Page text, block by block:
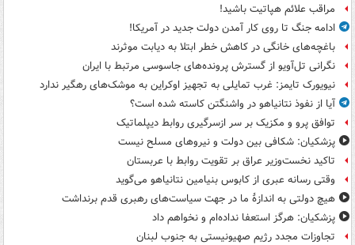
مراقب علائم هپاتیت باشید!
ادامه جنگ تا روی کار آمدن دولت جدید در آمریکا!
باغچه‌های خانگی در کاهش خطر ابتلا به دیابت موثرند
نگرانی تل‌آویو از گسترش پرونده‌های جاسوسی مرتبط با ایران
نیویورک تایمز: غرب تمایلی به تجهیز اوکراین به موشک‌های رهگیر ندارد
آیا از نفوذ نتانیاهو در واشنگتن کاسته شده است؟
توافق پرو و مکزیک بر سر ازسرگیری روابط دیپلماتیک
پزشکیان: شکافی بین دولت و نیروهای مسلح نیست
تاکید نخست‌وزیر عراق بر تقویت روابط با عربستان
وقتی رسانه عبری از کابوس بنیامین نتانیاهو می‌گوید
هیچ دولتی به اندازۀ ما در جهت سیاست‌های رهبری قدم برنداشت
پزشکیان: هرگز استعفا نداده‌ام و نخواهم داد
تجاوزات مجدد رژیم صهیونیستی به جنوب لبنان